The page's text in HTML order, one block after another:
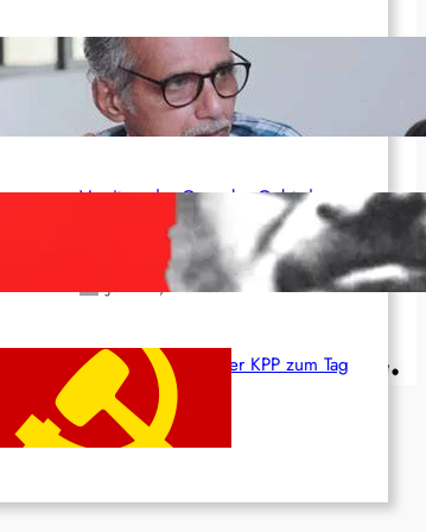
Indien: „Die Politik der
Kapitulation“ von K. Murali (Ajith)
Juli 1, 2026
Vorsitzender Gonzalo: Gebt das
Leben für die Partei und die
Juni 19, 2026
Beschluss des ZK der KPP zum Tag
des Heldentums
Juni 19, 2026